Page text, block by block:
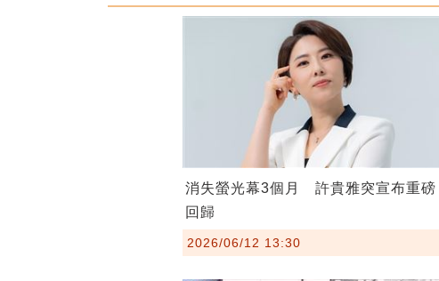
消失螢光幕3個月 許貴雅突宣布重磅
回歸
2026/06/12 13:30